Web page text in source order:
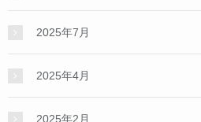
2025年7月
2025年4月
2025年2月